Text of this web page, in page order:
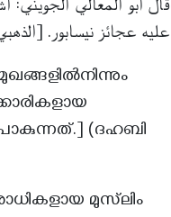
قال أبو المعالي
عليه عجائز نيسابور.
(ദഹബി
മുസ്‌ലിം